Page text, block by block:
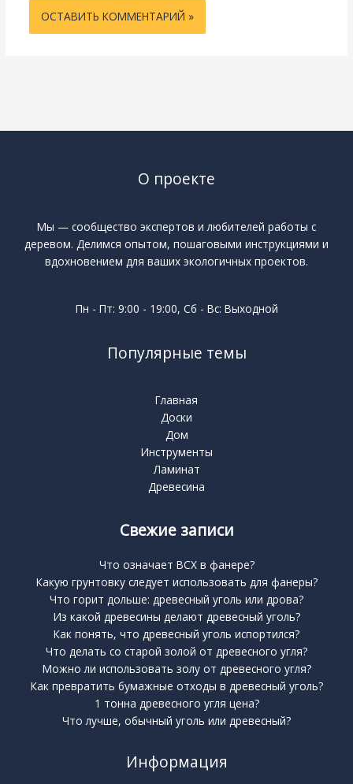
О проекте
Мы — сообщество экспертов и любителей работы с
деревом. Делимся опытом, пошаговыми инструкциями и
вдохновением для ваших экологичных проектов.
Пн - Пт: 9:00 - 19:00, Сб - Вс: Выходной
Популярные темы
Главная
Доски
Дом
Инструменты
Ламинат
Древесина
Свежие записи
Что означает BCX в фанере?
Какую грунтовку следует использовать для фанеры?
Что горит дольше: древесный уголь или дрова?
Из какой древесины делают древесный уголь?
Как понять, что древесный уголь испортился?
Что делать со старой золой от древесного угля?
Можно ли использовать золу от древесного угля?
Как превратить бумажные отходы в древесный уголь?
1 тонна древесного угля цена?
Что лучше, обычный уголь или древесный?
Информация